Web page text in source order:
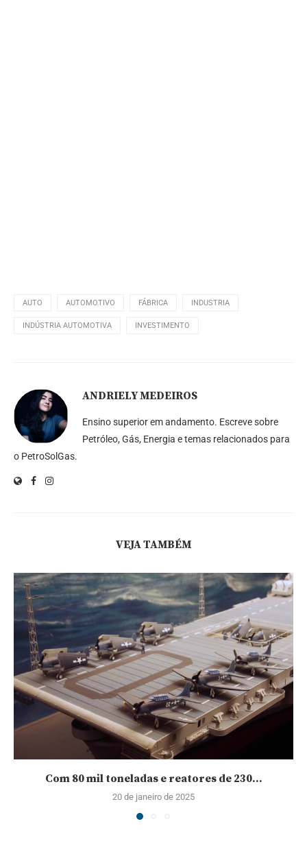
AUTO AUTOMOTIVO FÁBRICA INDUSTRIA
INDÚSTRIA AUTOMOTIVA INVESTIMENTO
ANDRIELY MEDEIROS
Ensino superior em andamento. Escreve sobre
Petróleo, Gás, Energia e temas relacionados para
o PetroSolGas.
VEJA TAMBÉM
Com 80 mil toneladas e reatores de 230...
20 de janeiro de 2025